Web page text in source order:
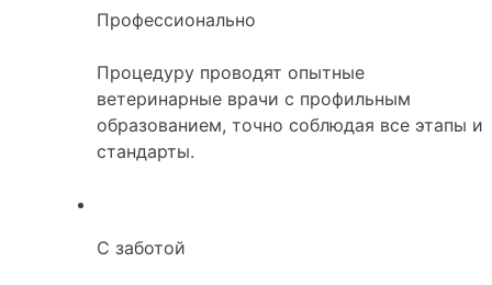
Профессионально
Процедуру проводят опытные
ветеринарные врачи с профильным
образованием, точно соблюдая все этапы и
стандарты.
С заботой